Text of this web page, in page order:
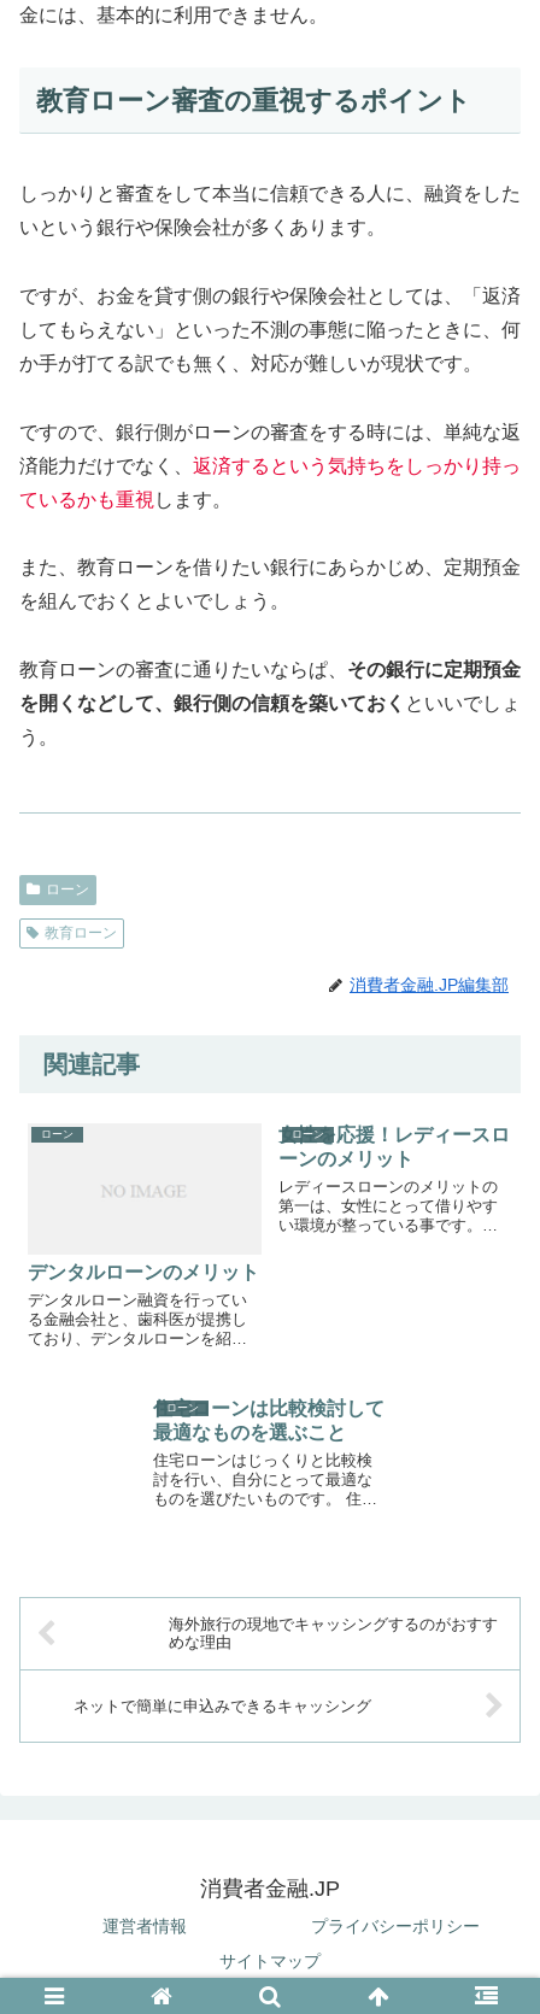
金には、基本的に利用できません。
教育ローン審査の重視するポイント
しっかりと審査をして本当に信頼できる人に、融資をした
いという銀行や保険会社が多くあります。
ですが、お金を貸す側の銀行や保険会社としては、「返済
してもらえない」といった不測の事態に陥ったときに、何
か手が打てる訳でも無く、対応が難しいが現状です。
ですので、銀行側がローンの審査をする時には、単純な返
済能力だけでなく、 返済するという気持ちをしっかり持っ
ているかも重視 します。
また、教育ローンを借りたい銀行にあらかじめ、定期預金
を組んでおくとよいでしょう。
教育ローンの審査に通りたいならぱ、 その銀行に定期預金
を開くなどして、銀行側の信頼を築いておく といいでしょ
う。
ローン
教育ローン
消費者金融.JP編集部
関連記事
ローン
デンタルローンのメリット
デンタルローン融資を行ってい
る金融会社と、歯科医が提携し
ており、デンタルローンを紹介
に交渉したり分割の手続をする
よりは、デンタルローンを使う
方がやりやすいでしょう。
ローン
女性を応援！レディースロ
ーンのメリット
レディースローンのメリットの
第一は、女性にとって借りやす
い環境が整っている事です。家
ローン
住宅ローンは比較検討して
最適なものを選ぶこと
住宅ローンはじっくりと比較検
討を行い、自分にとって最適な
ものを選びたいものです。 住宅
海外旅行の現地でキャッシングするのがおすす
めな理由
ネットで簡単に申込みできるキャッシング
消費者金融.JP
運営者情報
プライバシーポリシー
サイトマップ
© 2019 消費者金融.JP.